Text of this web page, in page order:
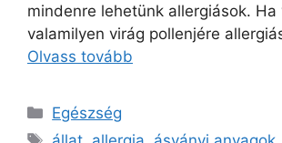
mindenre lehetünk allergiások. Ha
valamilyen virág pollenjére
Olvass tovább
Kategória
Egészség
Címkék